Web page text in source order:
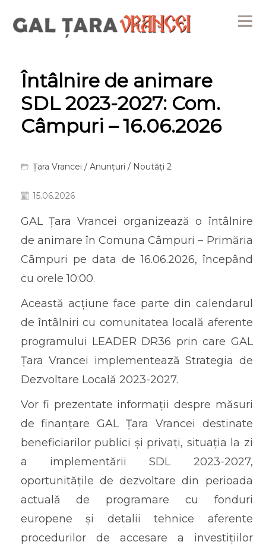
Întâlnire de animare
SDL 2023-2027: Com.
Câmpuri – 16.06.2026
Țara Vrancei / Anunțuri / Noutăți 2
15.06.2026
GAL Țara Vrancei organizează o întâlnire
de animare în Comuna Câmpuri – Primăria
Câmpuri pe data de 16.06.2026, începând
cu orele 10:00.
Această acțiune face parte din calendarul
de întâlniri cu comunitatea locală aferente
programului LEADER DR36 prin care GAL
Țara Vrancei implementează Strategia de
Dezvoltare Locală 2023-2027.
Vor fi prezentate informații despre măsuri
de finanțare GAL Țara Vrancei destinate
beneficiarilor publici și privați, situația la zi
a implementării SDL 2023-2027,
oportunitățile de dezvoltare din perioada
actuală de programare cu fonduri
europene și detalii tehnice aferente
procedurilor de accesare a investițiilor